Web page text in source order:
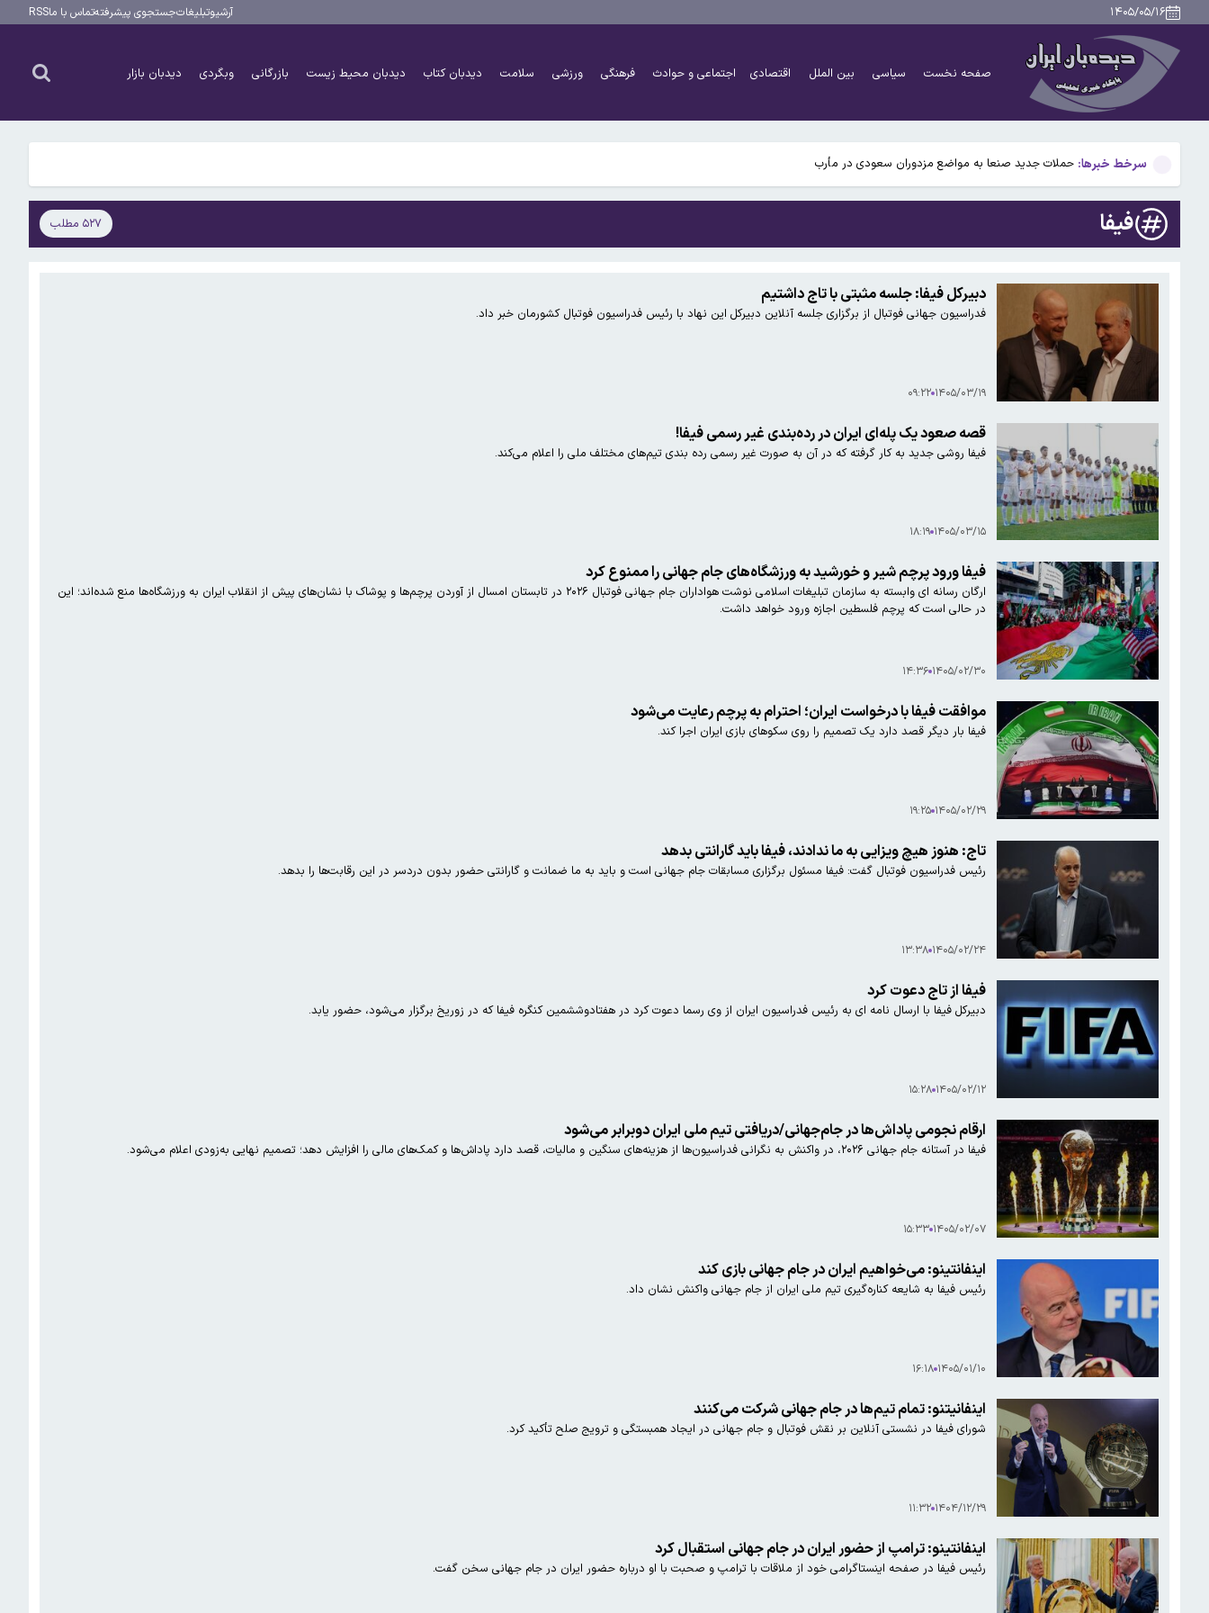
۱۴۰۵/۰۵/۱۶ آرشیوتبلیغاتجستجوی پیشرفتهتماس با ماRSS
صفحه نخست سیاسی بین الملل اقتصادی اجتماعی و حوادث فرهنگی ورزشی سلامت دیدبان کتاب دیدبان محیط زیست بازرگانی وبگردی دیدبان بازار
سرخط خبرها:
شبکه ۱۴ اسرائیل: ارزیابی در اسرائیل این است که ترامپ در مسیر توافق با ایران قرار دارد
رگبار و رعدوبرق در راه شمال کشور؛ تهران خنک‌تر می‌شود
فرمان اجرایی دوباره ترامپ برای محدود سازی «حق تابعیت بر اساس تولد»
حملات جدید صنعا به مواضع مزدوران سعودی در مأرب
شکست سناریوی تکراری قیمت‌گذاری دستوری در بازار اجاره/رونمایی از رهن‌های میلیاردی در تهران
رگبار و رعدوبرق در راه شمال کشور؛ تهران خنک‌تر می‌شود
فرمان اجرایی دوباره ترامپ برای محدود سازی «حق تابعیت بر اساس تولد»
فیفا ۵۲۷ مطلب
دبیرکل فیفا: جلسه مثبتی با تاج داشتیم
فدراسیون جهانی فوتبال از برگزاری جلسه آنلاین دبیرکل این نهاد با رئیس فدراسیون فوتبال کشورمان خبر داد.
۱۴۰۵/۰۳/۱۹ ۰۹:۲۲
قصه صعود یک پله‌ای ایران در رده‌بندی غیر رسمی فیفا!
فیفا روشی جدید به کار گرفته که در آن به صورت غیر رسمی رده بندی تیم‌های مختلف ملی را اعلام می‌کند.
۱۴۰۵/۰۳/۱۵ ۱۸:۱۹
فیفا ورود پرچم شیر و خورشید به ورزشگاه‌های جام جهانی را ممنوع کرد
ارگان رسانه ای وابسته به سازمان تبلیغات اسلامی نوشت هواداران جام جهانی فوتبال ۲۰۲۶ در تابستان امسال از آوردن پرچم‌ها و پوشاک با نشان‌های پیش از انقلاب ایران به ورزشگاه‌ها منع شده‌اند؛ این
در حالی است که پرچم فلسطین اجازه ورود خواهد داشت.
۱۴۰۵/۰۲/۳۰ ۱۴:۳۶
موافقت فیفا با درخواست ایران؛ احترام به پرچم رعایت می‌شود
فیفا بار دیگر قصد دارد یک تصمیم را روی سکوهای بازی ایران اجرا کند.
۱۴۰۵/۰۲/۲۹ ۱۹:۲۵
تاج: هنوز هیچ ویزایی به ما ندادند، فیفا باید گارانتی بدهد
رئیس فدراسیون فوتبال گفت: فیفا مسئول برگزاری مسابقات جام جهانی است و باید به ما ضمانت و گارانتی حضور بدون دردسر در این رقابت‌ها را بدهد.
۱۴۰۵/۰۲/۲۴ ۱۳:۳۸
فیفا از تاج دعوت کرد
دبیرکل فیفا با ارسال نامه ای به رئیس فدراسیون ایران از وی رسما دعوت کرد در هفتادوششمین کنگره فیفا که در زوریخ برگزار می‌شود، حضور یابد.
۱۴۰۵/۰۲/۱۲ ۱۵:۲۸
ارقام نجومی پاداش‌ها در جام‌جهانی/دریافتی تیم ملی ایران دوبرابر می‌شود
فیفا در آستانه جام جهانی ۲۰۲۶، در واکنش به نگرانی فدراسیون‌ها از هزینه‌های سنگین و مالیات، قصد دارد پاداش‌ها و کمک‌های مالی را افزایش دهد؛ تصمیم نهایی به‌زودی اعلام می‌شود.
۱۴۰۵/۰۲/۰۷ ۱۵:۳۳
اینفانتینو: می‌خواهیم ایران در جام جهانی بازی کند
رئیس فیفا به شایعه کناره‌گیری تیم ملی ایران از جام جهانی واکنش نشان داد.
۱۴۰۵/۰۱/۱۰ ۱۶:۱۸
اینفانیتنو: تمام تیم‌ها در جام جهانی شرکت می‌کنند
شورای فیفا در نشستی آنلاین بر نقش فوتبال و جام جهانی در ایجاد همبستگی و ترویج صلح تأکید کرد.
۱۴۰۴/۱۲/۲۹ ۱۱:۳۲
اینفانتینو: ترامپ از حضور ایران در جام جهانی استقبال کرد
رئیس فیفا در صفحه اینستاگرامی خود از ملاقات با ترامپ و صحبت با او درباره حضور ایران در جام جهانی سخن گفت.